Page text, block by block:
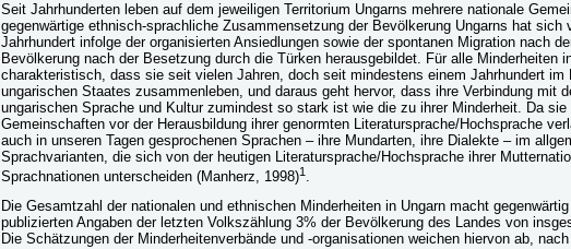
Seit Jahrhunderten leben auf dem jeweiligen Territorium Ungarns mehrere nationale
gegenwärtige ethnisch-sprachliche Zusammensetzung der Bevölkerung Ungarns hat sich
Jahrhundert infolge der organisierten Ansiedlungen sowie der spontanen Migration nach
Bevölkerung nach der Besetzung durch die Türken herausgebildet. Für alle Minderheiten
charakteristisch, dass sie seit vielen Jahren, doch seit mindestens einem Jahrhundert im
ungarischen Staates zusammenleben, und daraus geht hervor, dass ihre Verbindung mit
ungarischen Sprache und Kultur zumindest so stark ist wie die zu ihrer Minderheit. Da sie
Gemeinschaften vor der Herausbildung ihrer genormten Literatursprache/Hochsprache
auch in unseren Tagen gesprochenen Sprachen – ihre Mundarten, ihre Dialekte – im
Sprachvarianten, die sich von der heutigen Literatursprache/Hochsprache ihrer
Sprachnationen unterscheiden (Manherz, 1998)1 .
Die Gesamtzahl der nationalen und ethnischen Minderheiten in Ungarn macht
publizierten Angaben der letzten Volkszählung 3% der Bevölkerung des Landes von
Die Schätzungen der Minderheitenverbände und -organisationen weichen hiervon ab,